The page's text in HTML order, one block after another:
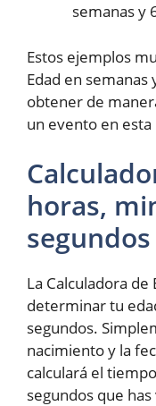
semanas y
Estos ejemplos
Edad en semanas
obtener de
un evento en
horas,
segundos
La Calculadora
determinar tu
segundos.
nacimiento y la
calculará el
segundos que